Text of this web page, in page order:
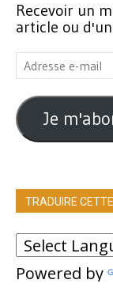
Recevoir un
article ou
Adresse
e-
mail
Je
TRADUIRE
Powered by